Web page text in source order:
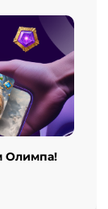
Олимпа!